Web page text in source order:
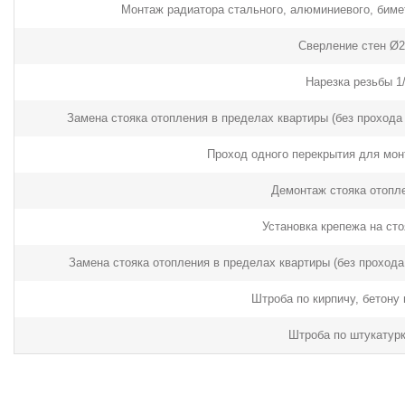
Монтаж радиатора стального, алюминиевого,
Сверление стен
Нарезка резьбы
Замена стояка отопления в пределах квартиры (без
Проход одного перекрытия для
Демонтаж стояка
Установка крепежа на
Замена стояка отопления в пределах квартиры (без
Штроба по кирпичу, бетону
Штроба по